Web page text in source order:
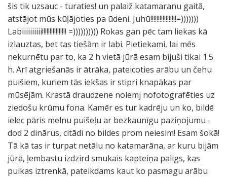
šis tik uzsauc - turaties! un palaiž katamaranu gaitā,
atstājot mūs kūļājoties pa ūdeni. Juhū!!!!!!!!!!!!!!!!!=)))))))
Labiiiiiiiiii!!!!!!!!!!!!!!!! =)))))))))) Rokas gan pēc tam liekas kā
izlauztas, bet tas tiešām ir labi. Pietiekami, lai mēs
nekurnētu par to, ka 2 h vietā jūrā esam bijuši tikai 1.5
h. Arī atgriešanās ir ātrāka, pateicoties arābu un čehu
puišiem, kuriem tās iekšas ir stipri knapākas par
mūsējām. Krastā draudzene nolemj nofotografēties uz
ziedošu krūmu fona. Kamēr es tur kadrēju un ko, bildē
ielec pāris melnu puišeļu ar bezkaunīgu paziņojumu -
dod 2 dinārus, citādi no bildes prom neiesim! Esam šokā!
Tā kā tas ir turpat netālu no katamarāna, ar kuru bijām
jūrā, ļembastu izdzird smukais kapteiņa palīgs, kas
puikas iztrenkā, pateikdams kaut ko pasmagu arābu